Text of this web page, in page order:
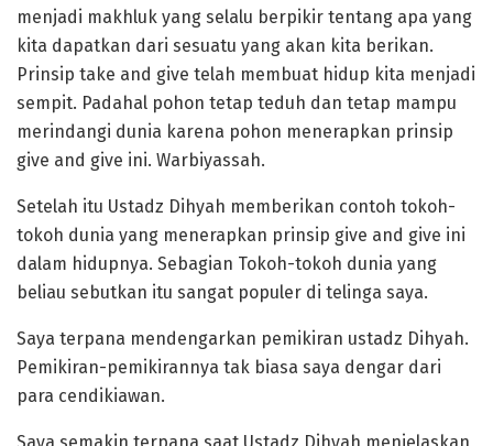
menjadi makhluk yang selalu berpikir tentang apa yang
kita dapatkan dari sesuatu yang akan kita berikan.
Prinsip take and give telah membuat hidup kita menjadi
sempit. Padahal pohon tetap teduh dan tetap mampu
merindangi dunia karena pohon menerapkan prinsip
give and give ini. Warbiyassah.
Setelah itu Ustadz Dihyah memberikan contoh tokoh-
tokoh dunia yang menerapkan prinsip give and give ini
dalam hidupnya. Sebagian Tokoh-tokoh dunia yang
beliau sebutkan itu sangat populer di telinga saya.
Saya terpana mendengarkan pemikiran ustadz Dihyah.
Pemikiran-pemikirannya tak biasa saya dengar dari
para cendikiawan.